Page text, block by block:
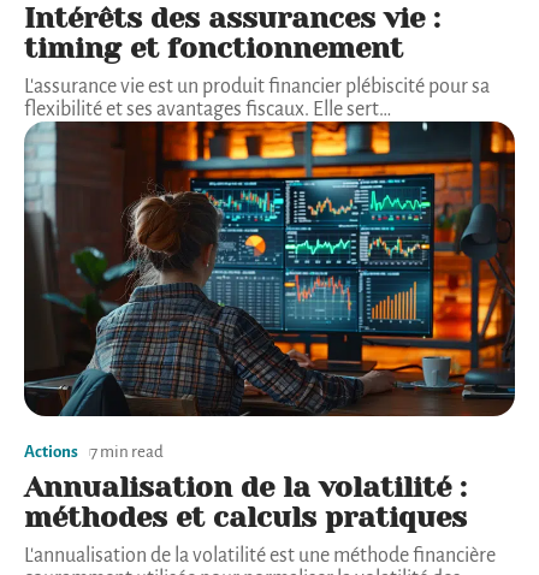
Intérêts des assurances vie :
timing et fonctionnement
L'assurance vie est un produit financier plébiscité pour sa
flexibilité et ses avantages fiscaux. Elle sert…
Actions 7 min read
Annualisation de la volatilité :
méthodes et calculs pratiques
L'annualisation de la volatilité est une méthode financière